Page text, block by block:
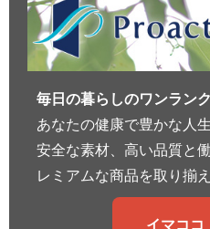
毎日の暮らしのワンラン
あなたの健康で豊かな人
安全な素材、高い品質と
レミアムな商品を取り揃
イマココ